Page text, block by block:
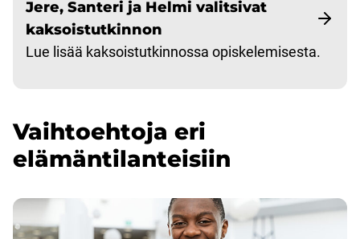
Jere, Santeri ja Helmi valitsivat
kaksoistutkinnon
Lue lisää kaksoistutkinnossa opiskelemisesta.
Vaihtoehtoja eri
elämäntilanteisiin